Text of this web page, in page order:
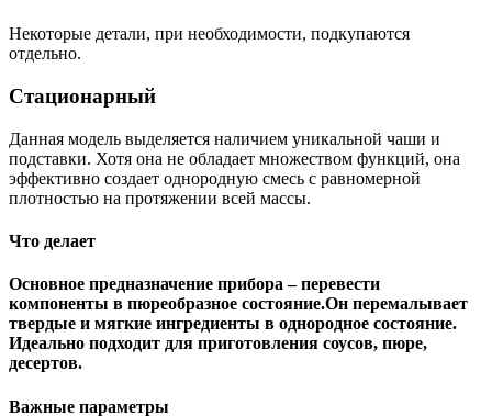
Некоторые детали, при необходимости, подкупаются
отдельно.
Стационарный
Данная модель выделяется наличием уникальной чаши и
подставки. Хотя она не обладает множеством функций, она
эффективно создает однородную смесь с равномерной
плотностью на протяжении всей массы.
Что делает
Основное предназначение прибора – перевести
компоненты в пюреобразное состояние.Он перемалывает
твердые и мягкие ингредиенты в однородное состояние.
Идеально подходит для приготовления соусов, пюре,
десертов.
Важные параметры